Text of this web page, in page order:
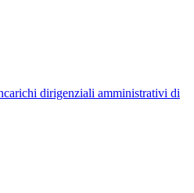
dirigenziali amministrativi di